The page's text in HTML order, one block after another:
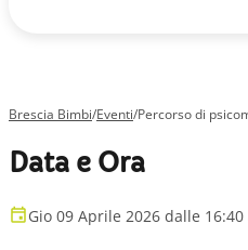
Brescia Bimbi/Eventi/Percorso di
Data e Ora
Gio 09 Aprile 2026 dalle